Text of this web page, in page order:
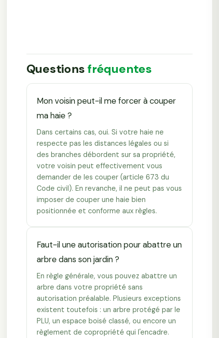
Questionsfréquentes
Mon voisin peut-il me forcer à couper
ma haie ?
Dans certains cas, oui. Si votre haie ne
respecte pas les distances légales ou si
des branches débordent sur sa propriété,
votre voisin peut effectivement vous
demander de les couper (article 673 du
Code civil). En revanche, il ne peut pas vous
imposer de couper une haie bien
positionnée et conforme aux règles.
Faut-il une autorisation pour abattre un
arbre dans son jardin ?
En règle générale, vous pouvez abattre un
arbre dans votre propriété sans
autorisation préalable. Plusieurs exceptions
existent toutefois : un arbre protégé par le
PLU, un espace boisé classé, ou encore un
règlement de copropriété qui l'encadre.